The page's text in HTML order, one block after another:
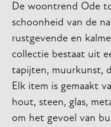
De woontrend Ode
schoonheid van de
rustgevende en
collectie bestaat uit
tapijten, muurkunst,
Elk item is gemaakt
hout, steen, glas,
om het gevoel van